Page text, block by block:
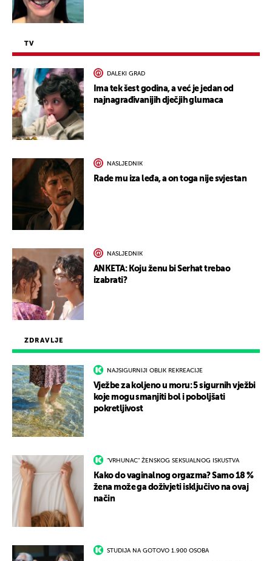
ZDRAVLJE
NAJSIGURNIJI OBLIK REKREACIJE
Vježbe za koljeno u moru: 5 sigurnih vježbi
koje mogu smanjiti bol i poboljšati
pokretljivost
"VRHUNAC" ŽENSKOG SEKSUALNOG ISKUSTVA
Kako do vaginalnog orgazma? Samo 18 %
žena može ga doživjeti isključivo na ovaj
način
STUDIJA NA GOTOVO 1.900 OSOBA
TV
DALEKI GRAD
Ima tek šest godina, a već je jedan od
najnagrađivanijih dječjih glumaca
NASLJEDNIK
Rade mu iza leđa, a on toga nije svjestan
NASLJEDNIK
ANKETA: Koju ženu bi Serhat trebao
izabrati?